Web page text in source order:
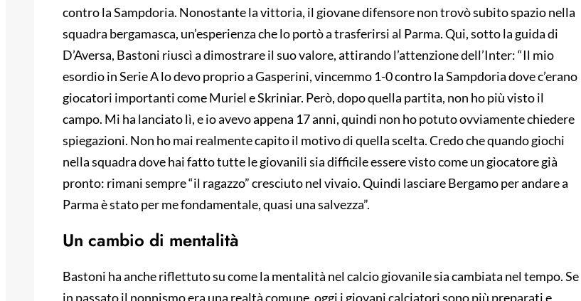
contro la Sampdoria. Nonostante la vittoria, il giovane difensore non trovò subito spazio nella
squadra bergamasca, un’esperienza che lo portò a trasferirsi al Parma. Qui, sotto la guida di
D’Aversa, Bastoni riuscì a dimostrare il suo valore, attirando l’attenzione dell’Inter: “Il mio
esordio in Serie A lo devo proprio a Gasperini, vincemmo 1-0 contro la Sampdoria dove c’erano
giocatori importanti come Muriel e Skriniar. Però, dopo quella partita, non ho più visto il
campo. Mi ha lanciato lì, e io avevo appena 17 anni, quindi non ho potuto ovviamente chiedere
spiegazioni. Non ho mai realmente capito il motivo di quella scelta. Credo che quando giochi
nella squadra dove hai fatto tutte le giovanili sia difficile essere visto come un giocatore già
pronto: rimani sempre “il ragazzo” cresciuto nel vivaio. Quindi lasciare Bergamo per andare a
Parma è stato per me fondamentale, quasi una salvezza”.
Un cambio di mentalità
Bastoni ha anche riflettuto su come la mentalità nel calcio giovanile sia cambiata nel tempo. Se
in passato il nonnismo era una realtà comune, oggi i giovani calciatori sono più preparati e